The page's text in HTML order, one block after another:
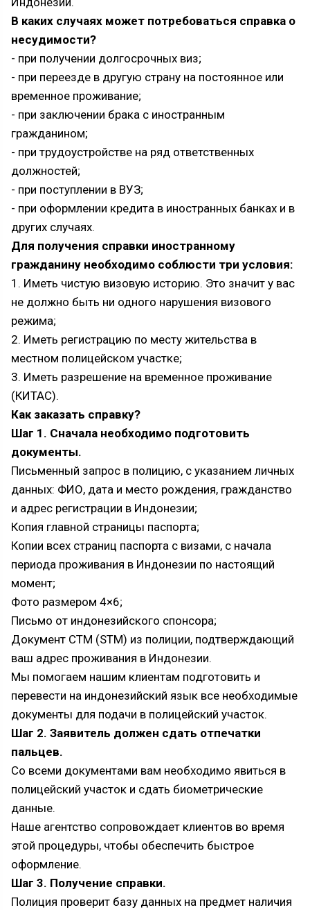
В каких случаях может потребоваться справка о
несудимости?
- при получении долгосрочных виз;
- при переезде в другую страну на постоянное или
временное проживание;
- при заключении брака с иностранным
гражданином;
- при трудоустройстве на ряд ответственных
должностей;
- при поступлении в ВУЗ;
- при оформлении кредита в иностранных банках и в
других случаях.
Для получения справки иностранному
гражданину необходимо соблюсти три условия:
1. Иметь чистую визовую историю. Это значит у вас
не должно быть ни одного нарушения визового
режима;
2. Иметь регистрацию по месту жительства в
местном полицейском участке;
3. Иметь разрешение на временное проживание
(КИТАС).
Как заказать справку?
Шаг 1. Сначала необходимо подготовить
документы.
Письменный запрос в полицию, с указанием личных
данных: ФИО, дата и место рождения, гражданство
и адрес регистрации в Индонезии;
Копия главной страницы паспорта;
Копии всех страниц паспорта с визами, с начала
периода проживания в Индонезии по настоящий
момент;
Фото размером 4×6;
Письмо от индонезийского спонсора;
Документ СТМ (STM) из полиции, подтверждающий
ваш адрес проживания в Индонезии.
Мы помогаем нашим клиентам подготовить и
перевести на индонезийский язык все необходимые
документы для подачи в полицейский участок.
Шаг 2. Заявитель должен сдать отпечатки
пальцев.
Со всеми документами вам необходимо явиться в
полицейский участок и сдать биометрические
данные.
Наше агентство сопровождает клиентов во время
этой процедуры, чтобы обеспечить быстрое
оформление.
Шаг 3. Получение справки.
Полиция проверит базу данных на предмет наличия